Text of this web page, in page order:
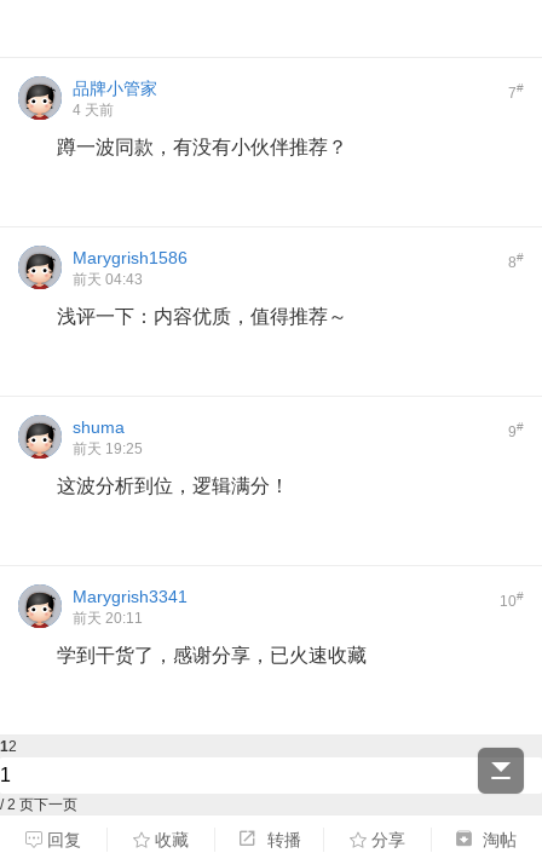
7#
品牌小管家
4 天前
蹲一波同款，有没有小伙伴推荐？
8#
Marygrish1586
前天 04:43
浅评一下：内容优质，值得推荐～
9#
shuma
前天 19:25
这波分析到位，逻辑满分！
10#
Marygrish3341
前天 20:11
学到干货了，感谢分享，已火速收藏
12
/ 2 页下一页
回复 收藏 转播 分享 淘帖